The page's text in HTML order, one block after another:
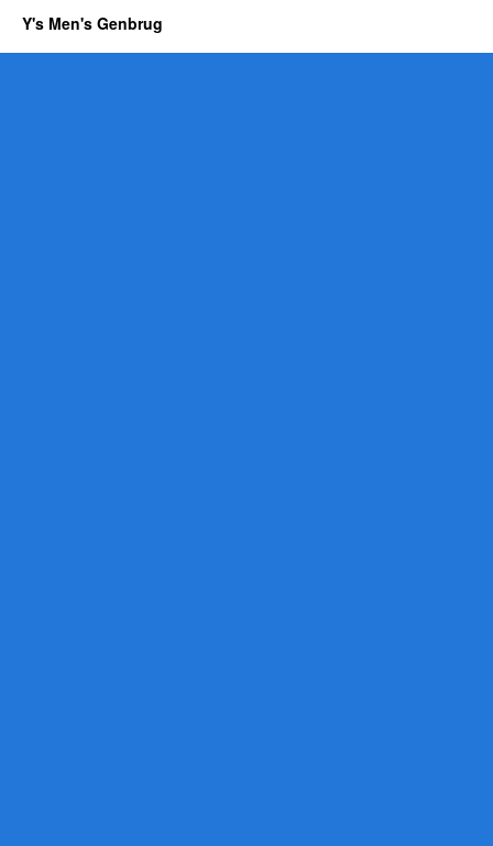
Y's Men's Genbrug